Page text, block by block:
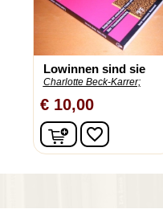
Lowinnen sind sie
Charlotte Beck-Karrer;
€ 10,00
In winkelwagen
favorite_border